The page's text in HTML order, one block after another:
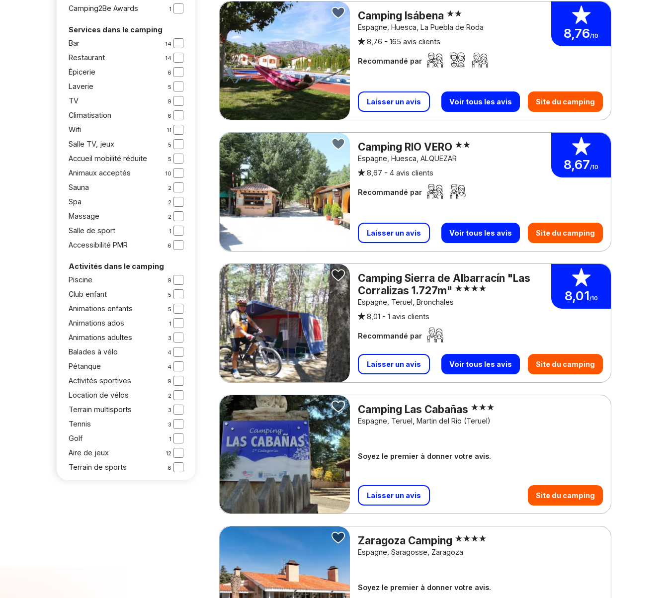
Camping2Be Awards 1
Services dans le camping
Bar
14
Restaurant 14
Épicerie 6
Laverie 5
TV 9
Climatisation 6
Wifi 11
Salle TV, jeux 5
Accueil mobilité réduite 5
Animaux acceptés 10
Sauna 2
Spa 2
Massage 2
Salle de sport 1
Accessibilité PMR 6
Activités dans le camping
Piscine
9
Club enfant 5
Animations enfants 5
Animations ados 1
Animations adultes 3
Balades à vélo 4
Pétanque 4
Activités sportives 9
Location de vélos 2
Terrain multisports 3
Tennis 3
Golf 1
Aire de jeux 12
Terrain de sports 8
8,76/10
Camping Isábena
Espagne, Huesca, La Puebla de Roda
8,76 -165 avis clients
Recommandé par
Laisser un avis Voir tous les avis Site du camping
8,67/10
Camping RIO VERO
Espagne, Huesca, ALQUEZAR
8,67 -4 avis clients
Recommandé par
Laisser un avis Voir tous les avis Site du camping
8,01/10
Camping Sierra de Albarracín "Las
Corralizas 1.727m"
Espagne, Teruel, Bronchales
8,01 -1 avis clients
Recommandé par
Laisser un avis Voir tous les avis Site du camping
Camping Las Cabañas
Espagne, Teruel, Martin del Rio (Teruel)
Soyez le premier à donner votre avis.
Laisser un avis Site du camping
Zaragoza Camping
Espagne, Saragosse, Zaragoza
Soyez le premier à donner votre avis.